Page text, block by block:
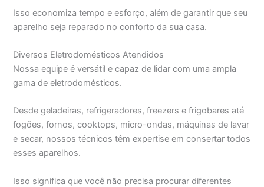
Isso economiza tempo e esforço, além de garantir que seu
aparelho seja reparado no conforto da sua casa.
Diversos Eletrodomésticos Atendidos
Nossa equipe é versátil e capaz de lidar com uma ampla
gama de eletrodomésticos.
Desde geladeiras, refrigeradores, freezers e frigobares até
fogões, fornos, cooktops, micro-ondas, máquinas de lavar
e secar, nossos técnicos têm expertise em consertar todos
esses aparelhos.
Isso significa que você não precisa procurar diferentes